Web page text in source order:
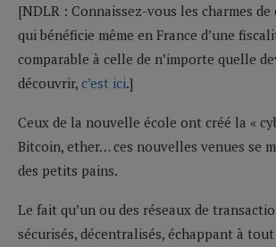
[NDLR : Connaissez-vous les charmes de
qui bénéficie même en France d’une
comparable à celle de n’importe quelle
découvrir, c’est ici.]
Ceux de la nouvelle école ont créé la «
Bitcoin, ether… ces nouvelles venues se
des petits pains.
Le fait qu’un ou des réseaux de
sécurisés, décentralisés, échappant à